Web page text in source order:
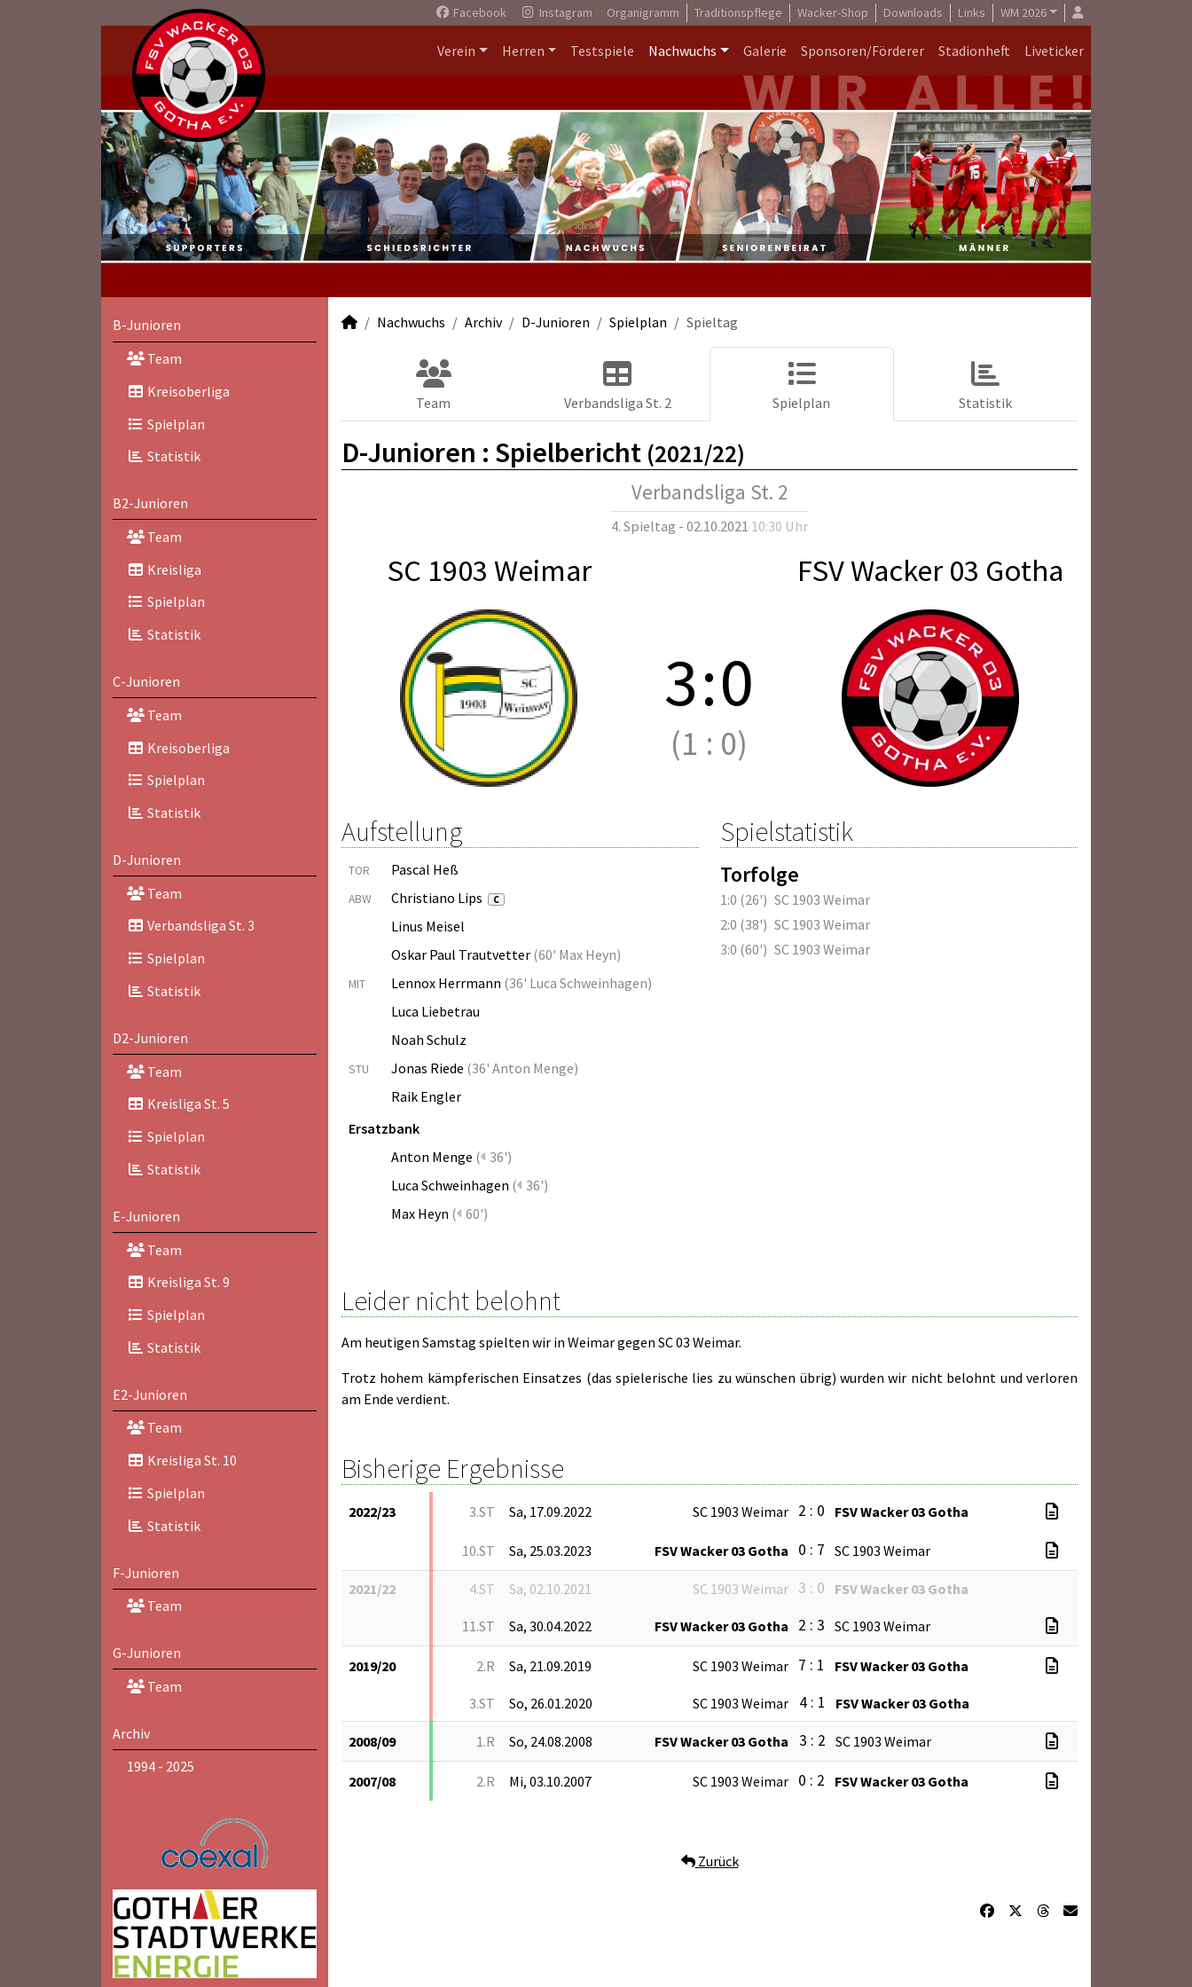
Facebook Instagram Organigramm Traditionspflege Wacker-Shop Downloads Links WM 2026
Verein Herren Testspiele Nachwuchs Galerie Sponsoren/Förderer Stadionheft Liveticker
B-Junioren
Team
Kreisoberliga
Spielplan
Statistik
B2-Junioren
Team
Kreisliga
Spielplan
Statistik
C-Junioren
Team
Kreisoberliga
Spielplan
Statistik
D-Junioren
Team
Verbandsliga St. 3
Spielplan
Statistik
D2-Junioren
Team
Kreisliga St. 5
Spielplan
Statistik
E-Junioren
Team
Kreisliga St. 9
Spielplan
Statistik
E2-Junioren
Team
Kreisliga St. 10
Spielplan
Statistik
F-Junioren
Team
G-Junioren
Team
Archiv
1994 - 2025
Nachwuchs Archiv D-Junioren Spielplan Spieltag
Team Verbandsliga St. 2 Spielplan Statistik
D-Junioren : Spielbericht (2021/22)
Verbandsliga St. 2
4. Spieltag - 02.10.2021 10:30 Uhr
SC 1903 Weimar FSV Wacker 03 Gotha
3:0
(1 : 0)
Aufstellung
TOR Pascal Heß
ABW Christiano Lips C
Linus Meisel
Oskar Paul Trautvetter (60' Max Heyn)
MIT Lennox Herrmann (36' Luca Schweinhagen)
Luca Liebetrau
Noah Schulz
STU Jonas Riede (36' Anton Menge)
Raik Engler
Ersatzbank
Anton Menge ( 36')
Luca Schweinhagen ( 36')
Max Heyn ( 60')
Spielstatistik
Torfolge
1:0 (26') SC 1903 Weimar
2:0 (38') SC 1903 Weimar
3:0 (60') SC 1903 Weimar
Leider nicht belohnt
Am heutigen Samstag spielten wir in Weimar gegen SC 03 Weimar.
Trotz hohem kämpferischen Einsatzes (das spielerische lies zu wünschen übrig) wurden wir nicht belohnt und verloren
am Ende verdient.
Bisherige Ergebnisse
2022/23 3.ST Sa, 17.09.2022 SC 1903 Weimar 2 : 0 FSV Wacker 03 Gotha
10.ST Sa, 25.03.2023 FSV Wacker 03 Gotha 0 : 7 SC 1903 Weimar
2021/22 4.ST Sa, 02.10.2021 SC 1903 Weimar 3 : 0 FSV Wacker 03 Gotha
11.ST Sa, 30.04.2022 FSV Wacker 03 Gotha 2 : 3 SC 1903 Weimar
2019/20 2.R Sa, 21.09.2019 SC 1903 Weimar 7 : 1 FSV Wacker 03 Gotha
3.ST So, 26.01.2020 SC 1903 Weimar 4 : 1 FSV Wacker 03 Gotha
2008/09 1.R So, 24.08.2008 FSV Wacker 03 Gotha 3 : 2 SC 1903 Weimar
2007/08 2.R Mi, 03.10.2007 SC 1903 Weimar 0 : 2 FSV Wacker 03 Gotha
Zurück